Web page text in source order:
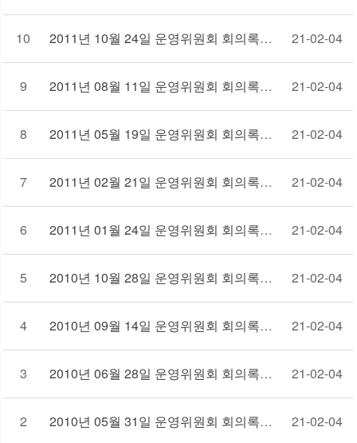
10 2011년 10월 24일 운영위원회 회의록 21-02-04
9 2011년 08월 11일 운영위원회 회의록 21-02-04
8 2011년 05월 19일 운영위원회 회의록 21-02-04
7 2011년 02월 21일 운영위원회 회의록 21-02-04
6 2011년 01월 24일 운영위원회 회의록 21-02-04
5 2010년 10월 28일 운영위원회 회의록 21-02-04
4 2010년 09월 14일 운영위원회 회의록 21-02-04
3 2010년 06월 28일 운영위원회 회의록 21-02-04
2 2010년 05월 31일 운영위원회 회의록 21-02-04